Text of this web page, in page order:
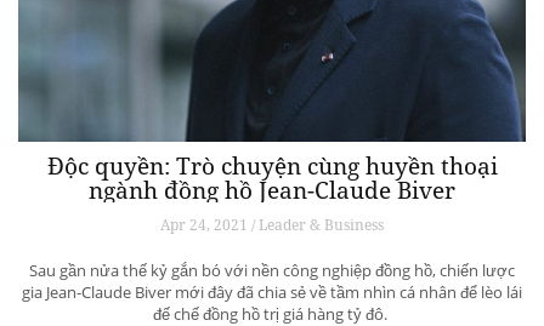
Độc quyền: Trò chuyện cùng huyền thoại
ngành đồng hồ Jean-Claude Biver
Apr 24, 2021 / Leader & Business
Sau gần nửa thế kỷ gắn bó với nền công nghiệp đồng hồ, chiến lược
gia Jean-Claude Biver mới đây đã chia sẻ về tầm nhìn cá nhân để lèo lái
đế chế đồng hồ trị giá hàng tỷ đô.